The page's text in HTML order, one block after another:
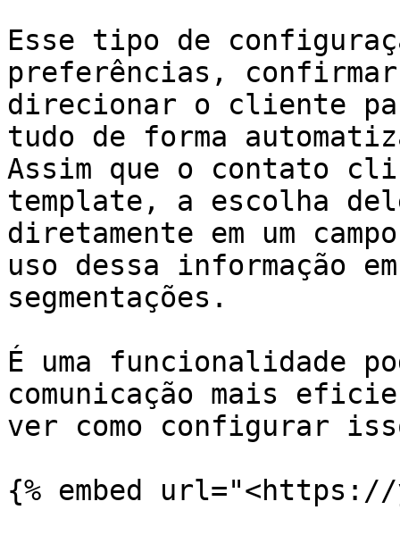
Esse tipo de
preferências,
direcionar o cliente
tudo de forma
Assim que o contato
template, a escolha
diretamente em um
uso dessa informação
segmentações.
É uma funcionalidade
comunicação mais
ver como configurar
{% embed url="<https://